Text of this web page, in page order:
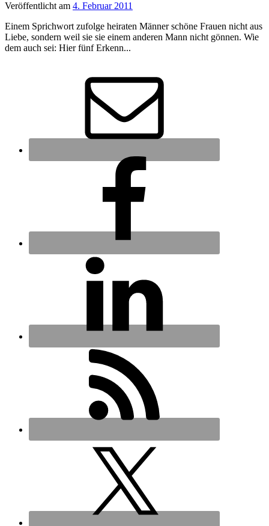
Veröffentlicht am 4. Februar 2011
Einem Sprichwort zufolge heiraten Männer schöne Frauen nicht aus
Liebe, sondern weil sie sie einem anderen Mann nicht gönnen. Wie
dem auch sei: Hier fünf Erkenn...